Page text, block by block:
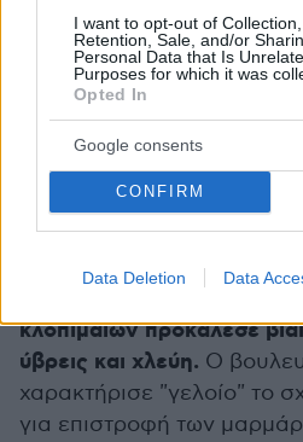
I want to opt-out of Collection,
Retention, Sale, and/or
Personal Data that Is
Purposes for which it was
Opted In
Google consents
CONFIRM
Data Deletion Data
παρουσία των ελληνικών
Αγγλία θα συντελέσει
της τέχνης, λέγοντας
έργα μελετώνται
δημιουργούνται".
Βέβαια στην αγγλική
οι οποίοι είχαν εντελώς
τους προηγούμενους.
κλοπιμαίων προκάλεσε
ύβρεις και χλεύη. Ο
χαρακτήρισε "γελοίο" το
για επιστροφή των